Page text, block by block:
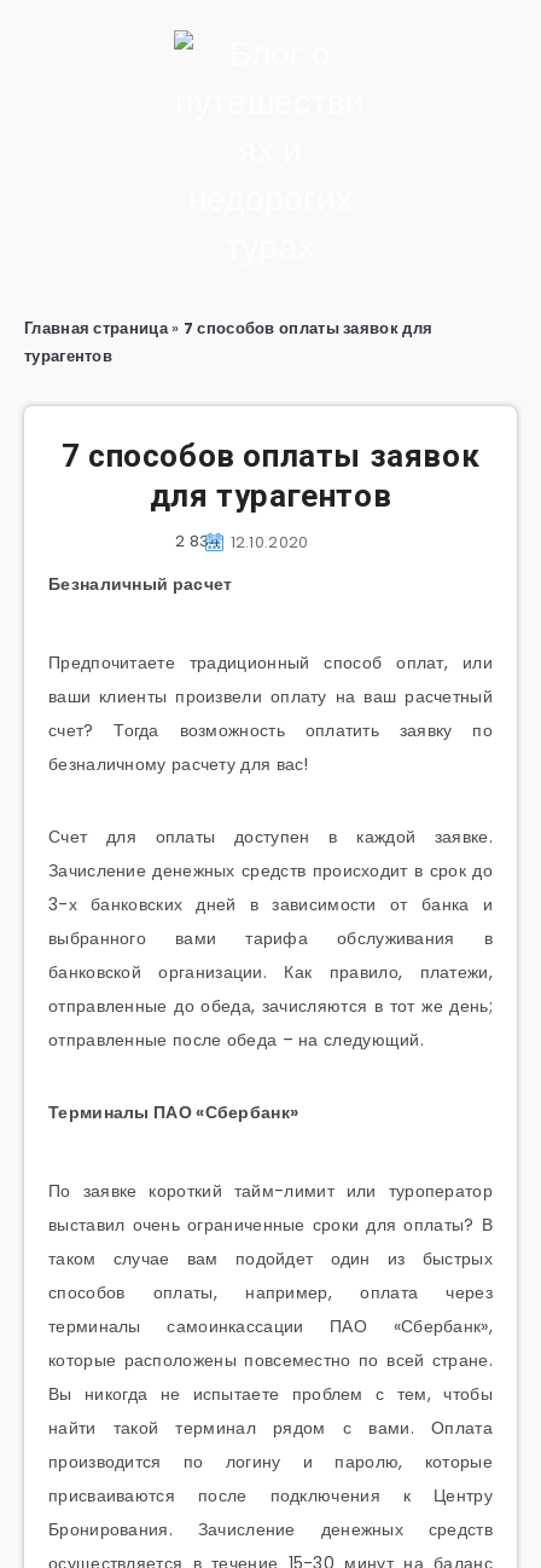
Главная страница» 7 способов оплаты заявок для
турагентов
7 способов оплаты заявок
для турагентов
12.10.2020
2 834
Безналичный расчет
Предпочитаете традиционный способ оплат, или
ваши клиенты произвели оплату на ваш расчетный
счет? Тогда возможность оплатить заявку по
безналичному расчету для вас!
Счет для оплаты доступен в каждой заявке.
Зачисление денежных средств происходит в срок до
3-х банковских дней в зависимости от банка и
выбранного вами тарифа обслуживания в
банковской организации. Как правило, платежи,
отправленные до обеда, зачисляются в тот же день;
отправленные после обеда – на следующий.
Терминалы ПАО «Сбербанк»
По заявке короткий тайм-лимит или туроператор
выставил очень ограниченные сроки для оплаты? В
таком случае вам подойдет один из быстрых
способов оплаты, например, оплата через
терминалы самоинкассации ПАО «Сбербанк»,
которые расположены повсеместно по всей стране.
Вы никогда не испытаете проблем с тем, чтобы
найти такой терминал рядом с вами. Оплата
производится по логину и паролю, которые
присваиваются после подключения к Центру
Бронирования. Зачисление денежных средств
осуществляется в течение 15-30 минут на баланс